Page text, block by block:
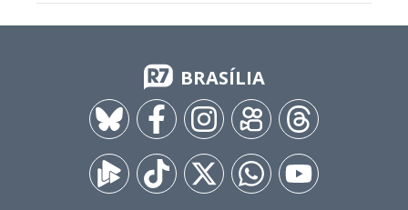
BRASÍLIA